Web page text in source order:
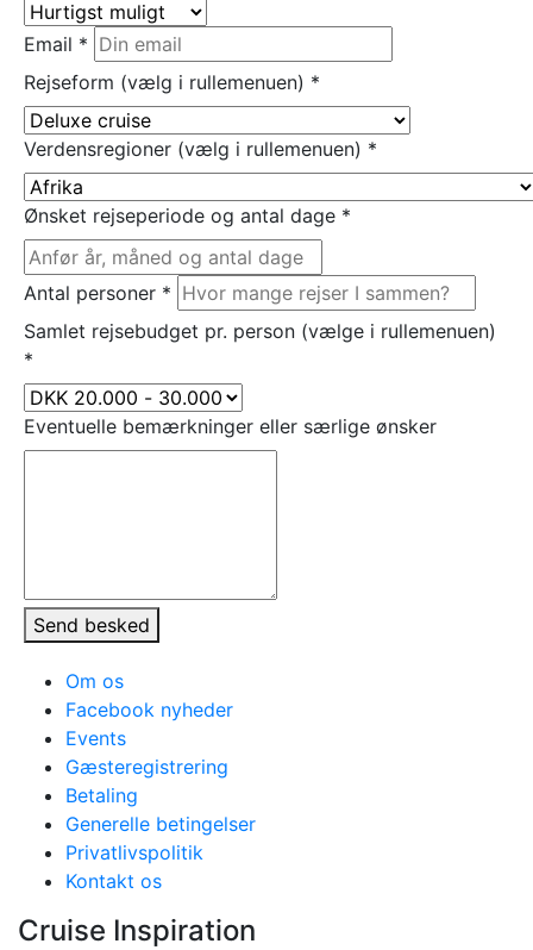
Email *
Rejseform (vælg i rullemenuen) *
Verdensregioner (vælg i rullemenuen) *
Ønsket rejseperiode og antal dage *
Antal personer *
Samlet rejsebudget pr. person (vælge i rullemenuen)
*
Eventuelle bemærkninger eller særlige ønsker
Send besked
Om os
Facebook nyheder
Events
Gæsteregistrering
Betaling
Generelle betingelser
Privatlivspolitik
Kontakt os
Cruise Inspiration